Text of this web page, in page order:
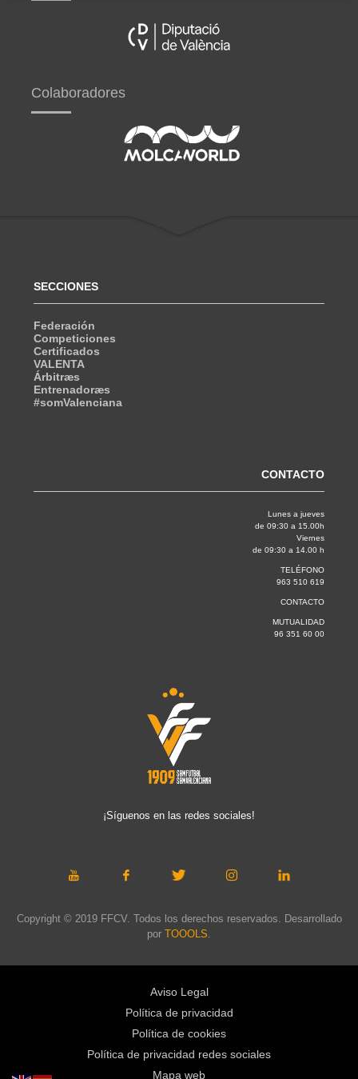
Colaboradores
SECCIONES
Federación
Competiciones
Certificados
VALENTA
Árbitræs
Entrenadoræs
#somValenciana
CONTACTO
Lunes a jueves
de 09:30 a 15.00h
Viernes
de 09:30 a 14.00 h
TELÉFONO
963 510 619
CONTACTO
MUTUALIDAD
96 351 60 00
¡Síguenos en las redes sociales!
Copyright © 2019 FFCV. Todos los derechos reservados. Desarrollado
por TOOOLS.
Aviso Legal
Política de privacidad
Política de cookies
Política de privacidad redes sociales
Mapa web